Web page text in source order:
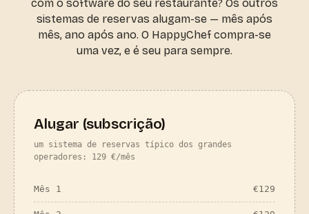
com o software do seu restaurante? Os outros
sistemas de reservas alugam-se — mês após
mês, ano após ano. O HappyChef compra-se
uma vez, e é seu para sempre.
Alugar (subscrição)
um sistema de reservas típico dos grandes
operadores: 129 €/mês
Mês 1 €129